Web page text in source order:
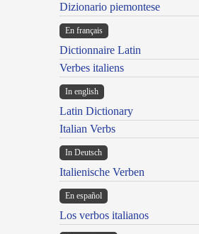
Dizionario piemontese
En français
Dictionnaire Latin
Verbes italiens
In english
Latin Dictionary
Italian Verbs
In Deutsch
Italienische Verben
En español
Los verbos italianos